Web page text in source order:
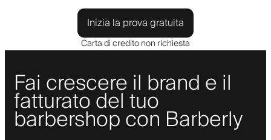
Inizia la prova gratuita
Carta di credito non richiesta
Fai crescere il brand e il
fatturato del tuo
barbershop con Barberly